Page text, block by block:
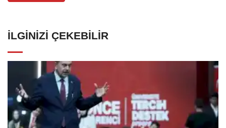
İLGINIZI ÇEKEBILIR